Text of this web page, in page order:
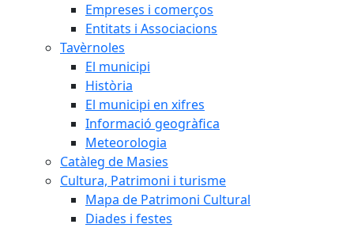
Empreses i comerços
Entitats i Associacions
Tavèrnoles
El municipi
Història
El municipi en xifres
Informació geogràfica
Meteorologia
Catàleg de Masies
Cultura, Patrimoni i turisme
Mapa de Patrimoni Cultural
Diades i festes